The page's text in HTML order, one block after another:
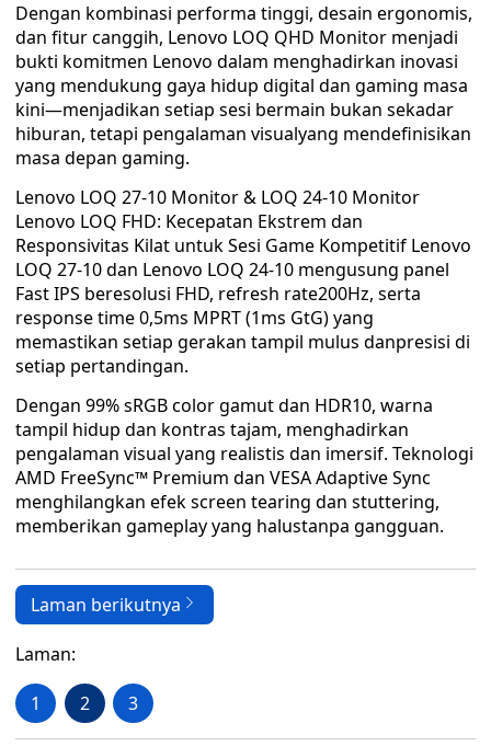
Dengan kombinasi performa tinggi, desain ergonomis,
dan fitur canggih, Lenovo LOQ QHD Monitor menjadi
bukti komitmen Lenovo dalam menghadirkan inovasi
yang mendukung gaya hidup digital dan gaming masa
kini—menjadikan setiap sesi bermain bukan sekadar
hiburan, tetapi pengalaman visualyang mendefinisikan
masa depan gaming.
Lenovo LOQ 27-10 Monitor & LOQ 24-10 Monitor
Lenovo LOQ FHD: Kecepatan Ekstrem dan
Responsivitas Kilat untuk Sesi Game Kompetitif Lenovo
LOQ 27‑10 dan Lenovo LOQ 24‑10 mengusung panel
Fast IPS beresolusi FHD, refresh rate200Hz, serta
response time 0,5ms MPRT (1ms GtG) yang
memastikan setiap gerakan tampil mulus danpresisi di
setiap pertandingan.
Dengan 99% sRGB color gamut dan HDR10, warna
tampil hidup dan kontras tajam, menghadirkan
pengalaman visual yang realistis dan imersif. Teknologi
AMD FreeSync™ Premium dan VESA Adaptive Sync
menghilangkan efek screen tearing dan stuttering,
memberikan gameplay yang halustanpa gangguan.
Laman berikutnya
Laman:
1 2 3